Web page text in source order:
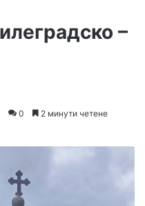
–
0 2 минути четене